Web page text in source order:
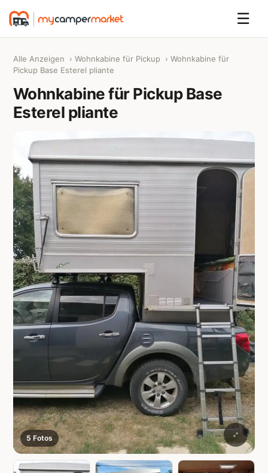
☰
Alle Anzeigen › Wohnkabine für Pickup › Wohnkabine für
Pickup Base Esterel pliante
Wohnkabine für Pickup Base
Esterel pliante
5 Fotos